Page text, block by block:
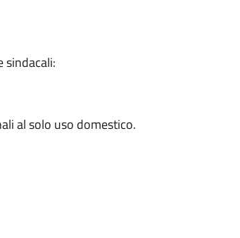
sindacali:
al solo uso domestico.